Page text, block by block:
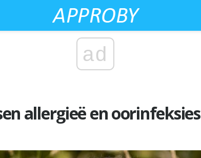
ad
allergieë en oorinfeksies